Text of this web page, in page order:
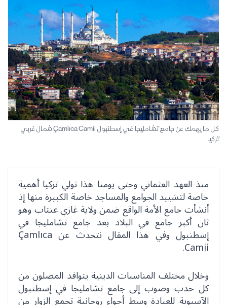
كل ما يهمك عن جامع تشامليجا في إسطنبول Çamlıca Camii شمال غربي
تركيا
منذ العهد العثماني وحتى يومنا هذا تولي تركيا أهمية
خاصة لتشييد الجوامع والمساجد خاصة الكبيرة منها إذ
أنشأت جامع الأمة الواقع ضمن ولاية غازي عنتاب وهو
ثان أكبر جامع في البلاد بعد جامع تشامليجا في
إسطنبول وفي هذا المقال نتحدث عن Çamlıca
Camii.
وخلال مختلف المناسبات الدينية يتوافد المصلون من
كل حدب وصوب إلى جامع تشامليجا في إسطنبول
الآسيوية للعبادة وسط أجواء روحانية تجمع الزوار من